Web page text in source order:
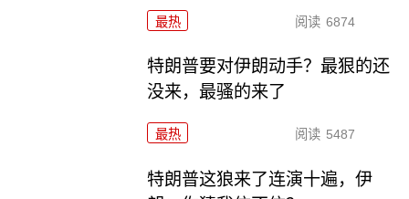
最热 阅读 6874
特朗普要对伊朗动手？最狠的还
没来，最骚的来了
最热 阅读 5487
特朗普这狼来了连演十遍，伊